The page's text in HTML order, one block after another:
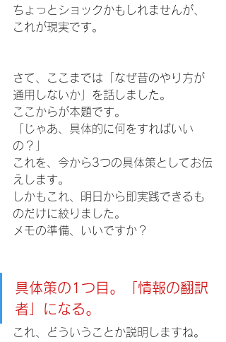
ちょっとショックかもしれませんが、
これが現実です。
さて、ここまでは「なぜ昔のやり方が
通用しないか」を話しました。
ここからが本題です。
「じゃあ、具体的に何をすればいい
の？」
これを、今から3つの具体策としてお伝
えします。
しかもこれ、明日から即実践できるも
のだけに絞りました。
メモの準備、いいですか？
具体策の1つ目。「情報の翻訳
者」になる。
これ、どういうことか説明しますね。